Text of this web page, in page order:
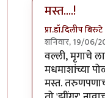
मस्त....!
प्रा.डॉ.दिलीप बिरुटे
शनिवार, 19/06/
In reply to
वल्ली, मृगाचे
मधमाशांच्या
मस्त.